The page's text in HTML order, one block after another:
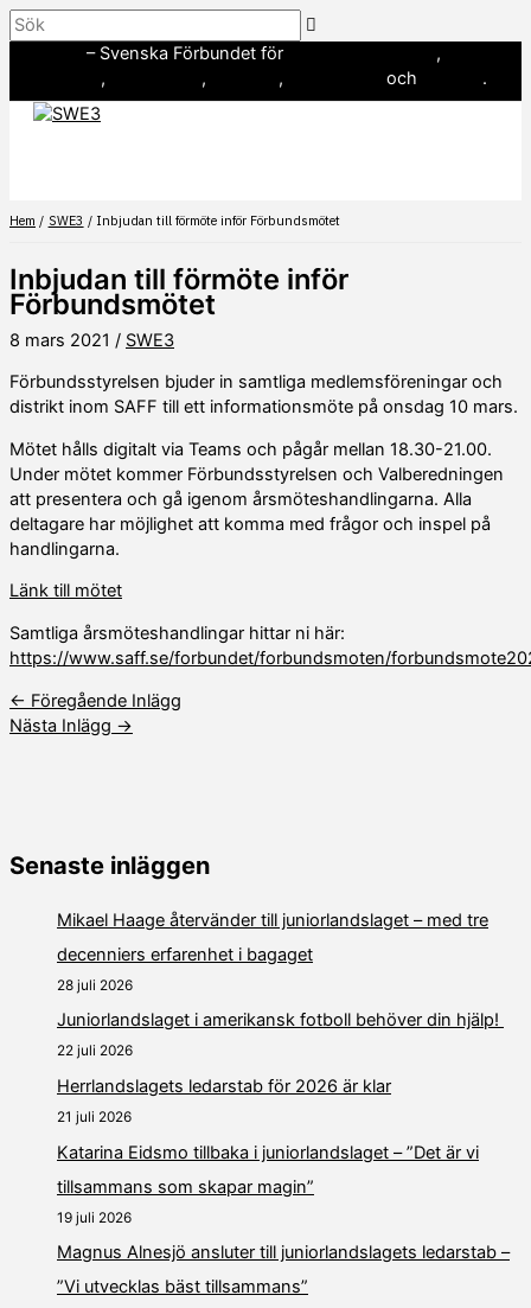
Hoppa
till
Sök
– Svenska Förbundet för
,
, , , och .
Hem SWE3 Inbjudan till förmöte inför Förbundsmötet
Inbjudan till förmöte inför
Förbundsmötet
8 mars 2021 / SWE3
Förbundsstyrelsen bjuder in samtliga medlemsföreningar och
distrikt inom SAFF till ett informationsmöte på onsdag 10 mars.
Mötet hålls digitalt via Teams och pågår mellan 18.30-21.00.
Under mötet kommer Förbundsstyrelsen och Valberedningen
att presentera och gå igenom årsmöteshandlingarna. Alla
deltagare har möjlighet att komma med frågor och inspel på
handlingarna.
Länk till mötet
Samtliga årsmöteshandlingar hittar ni här:
https://www.saff.se/forbundet/forbundsmoten/
← Föregående Inlägg
Nästa Inlägg →
Senaste inläggen
Mikael Haage återvänder till juniorlandslaget – med tre
decenniers erfarenhet i bagaget
28 juli 2026
Juniorlandslaget i amerikansk fotboll behöver din hjälp!
22 juli 2026
Herrlandslagets ledarstab för 2026 är klar
21 juli 2026
Katarina Eidsmo tillbaka i juniorlandslaget – ”Det är vi
tillsammans som skapar magin”
19 juli 2026
Magnus Alnesjö ansluter till juniorlandslagets ledarstab –
”Vi utvecklas bäst tillsammans”